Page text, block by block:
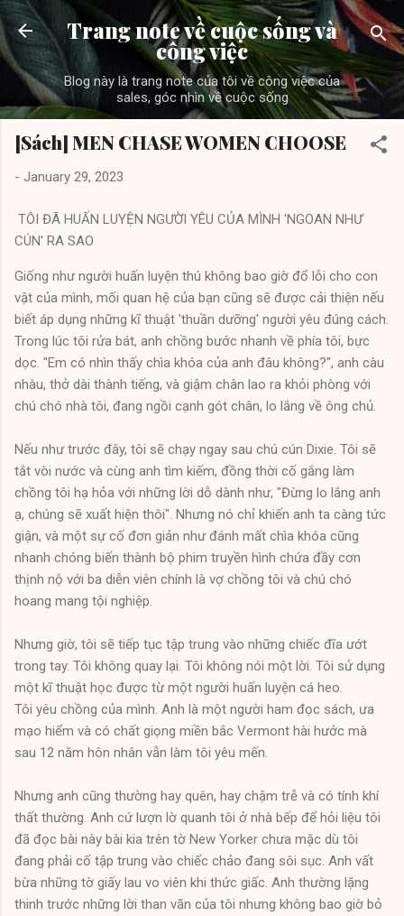
Skip to main content
Trang note về cuộc sống và
công việc
Blog này là trang note của tôi về công việc của
sales, góc nhìn về cuộc sống
[Sách] MEN CHASE WOMEN CHOOSE
- January 29, 2023
TÔI ĐÃ HUẤN LUYỆN NGƯỜI YÊU CỦA MÌNH 'NGOAN NHƯ
CÚN' RA SAO
Giống như người huấn luyện thú không bao giờ đổ lỗi cho con
vật của mình, mối quan hệ của bạn cũng sẽ được cải thiện nếu
biết áp dụng những kĩ thuật 'thuần dưỡng' người yêu đúng cách.
Trong lúc tôi rửa bát, anh chồng bước nhanh về phía tôi, bực
dọc. "Em có nhìn thấy chìa khóa của anh đâu không?", anh càu
nhàu, thở dài thành tiếng, và giậm chân lao ra khỏi phòng với
chú chó nhà tôi, đang ngồi cạnh gót chân, lo lắng về ông chủ.
Nếu như trước đây, tôi sẽ chạy ngay sau chú cún Dixie. Tôi sẽ
tắt vòi nước và cùng anh tìm kiếm, đồng thời cố gắng làm
chồng tôi hạ hỏa với những lời dỗ dành như, "Đừng lo lắng anh
ạ, chúng sẽ xuất hiện thôi". Nhưng nó chỉ khiến anh ta càng tức
giận, và một sự cố đơn giản như đánh mất chìa khóa cũng
nhanh chóng biến thành bộ phim truyền hình chứa đầy cơn
thịnh nộ với ba diễn viên chính là vợ chồng tôi và chú chó
hoang mang tội nghiệp.
Nhưng giờ, tôi sẽ tiếp tục tập trung vào những chiếc đĩa ướt
trong tay. Tôi không quay lại. Tôi không nói một lời. Tôi sử dụng
một kĩ thuật học được từ một người huấn luyện cá heo.
Tôi yêu chồng của mình. Anh là một người ham đọc sách, ưa
mạo hiểm và có chất giọng miền bắc Vermont hài hước mà
sau 12 năm hôn nhân vẫn làm tôi yêu mến.
Nhưng anh cũng thường hay quên, hay chậm trễ và có tính khí
thất thường. Anh cứ lượn lờ quanh tôi ở nhà bếp để hỏi liệu tôi
đã đọc bài này bài kia trên tờ New Yorker chưa mặc dù tôi
đang phải cố tập trung vào chiếc chảo đang sôi sục. Anh vất
bừa những tờ giấy lau vo viên khi thức giấc. Anh thường lặng
thinh trước những lời than vãn của tôi nhưng không bao giờ bỏ